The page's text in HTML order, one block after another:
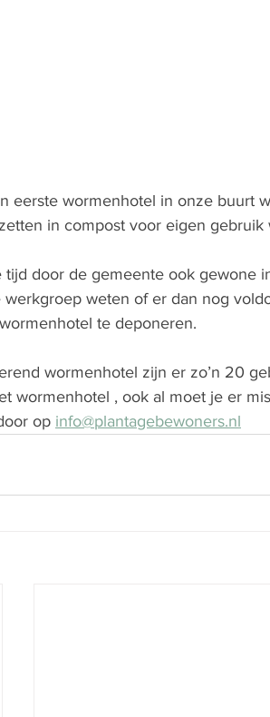
eerste wormenhotel in onze buurt
in compost voor eigen
door de gemeente ook gewone
werkgroep weten of er dan nog
te deponeren.
wormenhotel zijn er zo’n 20
wormenhotel , ook al moet je er
op info@plantagebewoners.nl